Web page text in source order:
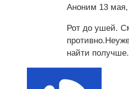
Аноним 13
Рот до ушей.
найти получше.